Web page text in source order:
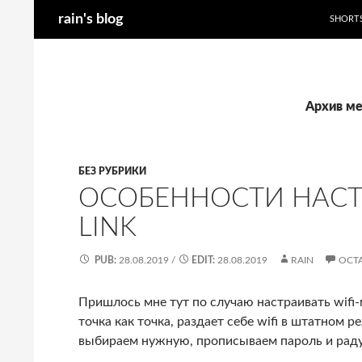
rain's blog
Архив
БЕЗ РУБРИКИ
ОСОБЕННОСТИ
LINK
PUB: 28.08.2019 / EDIT: 28.08.2019 RAIN
Пришлось мне тут по случаю настраивать
точка как точка, раздает себе wifi в штатном
выбираем нужную, прописываем пароль и